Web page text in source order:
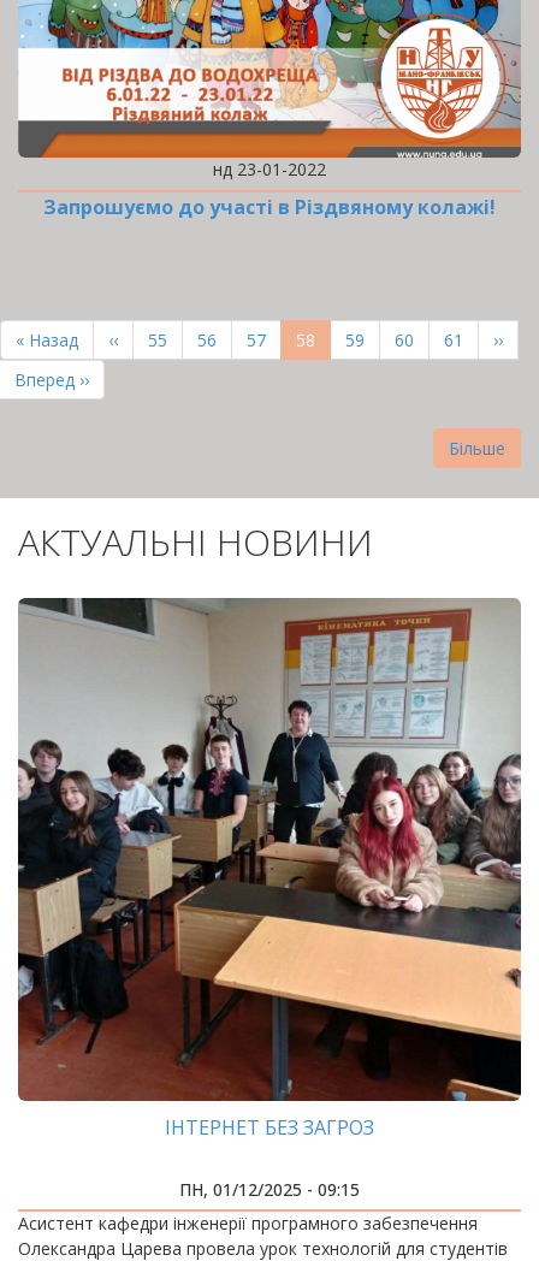
нд 23-01-2022
Запрошуємо до участі в Різдвяному колажі!
НА
СТОРІНКИ
Перша
сторінка
« Назад
Попередня
сторінка
‹‹ Page
55 Page
56 Page
57
Поточна
сторінка
58 Page
59 Page
60 Page
61
››
Остання
сторінка
Вперед ››
Більше
АКТУАЛЬНІ НОВИНИ
ІНТЕРНЕТ БЕЗ ЗАГРОЗ
ПН, 01/12/2025 - 09:15
Асистент кафедри інженерії програмного забезпечення
Олександра Царева провела урок технологій для студентів